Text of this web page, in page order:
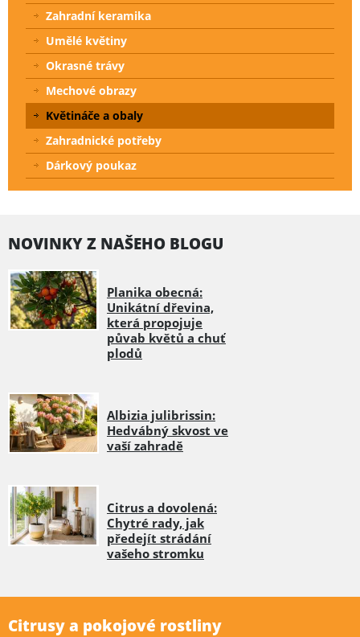
Zahradní keramika
Umělé květiny
Okrasné trávy
Mechové obrazy
Květináče a obaly
Zahradnické potřeby
Dárkový poukaz
NOVINKY Z NAŠEHO BLOGU
Planika obecná:
Unikátní dřevina,
která propojuje
půvab květů a chuť
plodů
Albizia julibrissin:
Hedvábný skvost ve
vaší zahradě
Citrus a dovolená:
Chytré rady, jak
předejít strádání
vašeho stromku
Citrusy a pokojové rostliny